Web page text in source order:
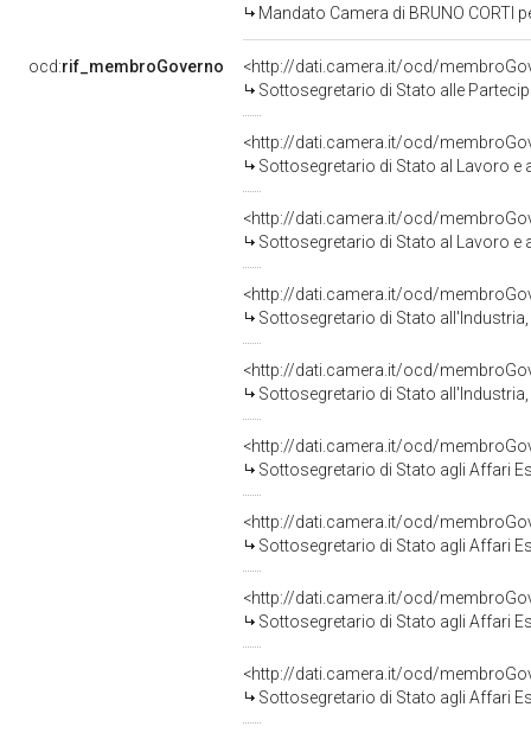
Mandato Camera di BRUNO CORTI
ocd:rif_membroGoverno
<http://dati.camera.it/ocd/
Sottosegretario di Stato alle
<http://dati.camera.it/ocd/
Sottosegretario di Stato al Lavoro e
<http://dati.camera.it/ocd/
Sottosegretario di Stato al Lavoro e
<http://dati.camera.it/ocd/
Sottosegretario di Stato
<http://dati.camera.it/ocd/
Sottosegretario di Stato
<http://dati.camera.it/ocd/
Sottosegretario di Stato agli Affari
<http://dati.camera.it/ocd/
Sottosegretario di Stato agli Affari
<http://dati.camera.it/ocd/
Sottosegretario di Stato agli Affari
<http://dati.camera.it/ocd/
Sottosegretario di Stato agli Affari